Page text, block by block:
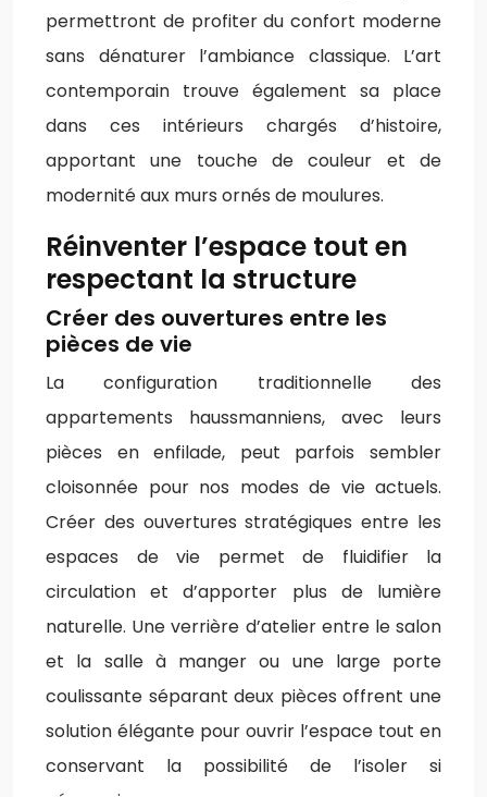
permettront de profiter du confort moderne
sans dénaturer l’ambiance classique. L’art
contemporain trouve également sa place
dans ces intérieurs chargés d’histoire,
apportant une touche de couleur et de
modernité aux murs ornés de moulures.
Réinventer l’espace tout en
respectant la structure
Créer des ouvertures entre les
pièces de vie
La configuration traditionnelle des
appartements haussmanniens, avec leurs
pièces en enfilade, peut parfois sembler
cloisonnée pour nos modes de vie actuels.
Créer des ouvertures stratégiques entre les
espaces de vie permet de fluidifier la
circulation et d’apporter plus de lumière
naturelle. Une verrière d’atelier entre le salon
et la salle à manger ou une large porte
coulissante séparant deux pièces offrent une
solution élégante pour ouvrir l’espace tout en
conservant la possibilité de l’isoler si